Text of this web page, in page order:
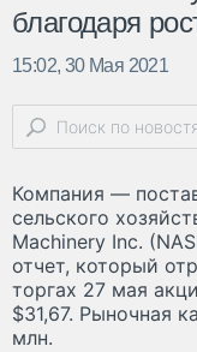
благодаря
15:02, 30 Мая 2021
Компания —
сельского
Machinery Inc.
отчет, который
торгах 27 мая
$31,67. Рыночная
млн.